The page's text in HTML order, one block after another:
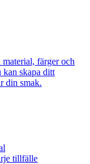
färger och
skapa ditt
din smak.
tillfälle